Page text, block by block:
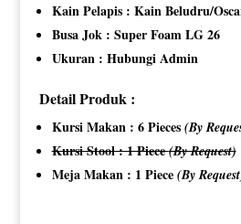
Kain Pelapis : Kain Beludru/
Busa Jok : Super Foam LG 26
Ukuran : Hubungi Admin
Detail Produk :
Kursi Makan : 6 Pieces (By
Kursi Stool : 1 Piece(By Request)
Meja Makan : 1 Piece (By